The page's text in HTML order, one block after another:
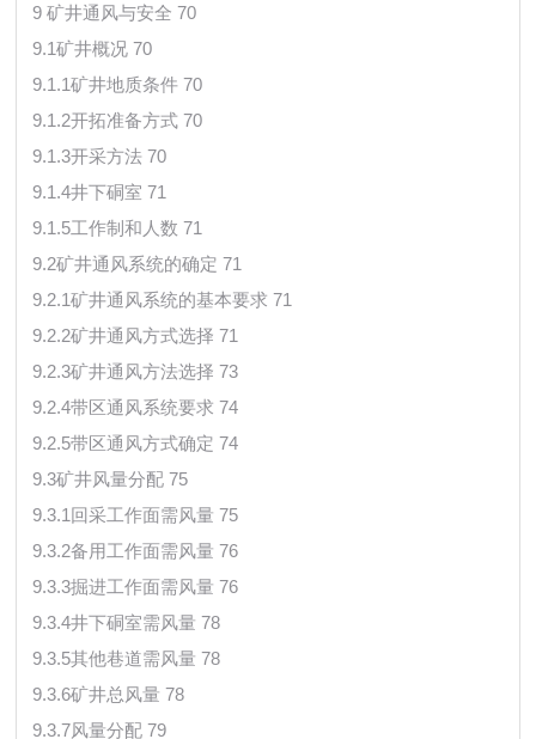
9 矿井通风与安全 70
9.1矿井概况 70
9.1.1矿井地质条件 70
9.1.2开拓准备方式 70
9.1.3开采方法 70
9.1.4井下硐室 71
9.1.5工作制和人数 71
9.2矿井通风系统的确定 71
9.2.1矿井通风系统的基本要求 71
9.2.2矿井通风方式选择 71
9.2.3矿井通风方法选择 73
9.2.4带区通风系统要求 74
9.2.5带区通风方式确定 74
9.3矿井风量分配 75
9.3.1回采工作面需风量 75
9.3.2备用工作面需风量 76
9.3.3掘进工作面需风量 76
9.3.4井下硐室需风量 78
9.3.5其他巷道需风量 78
9.3.6矿井总风量 78
9.3.7风量分配 79